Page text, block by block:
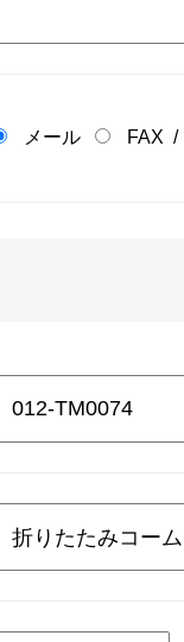
メール FAX /